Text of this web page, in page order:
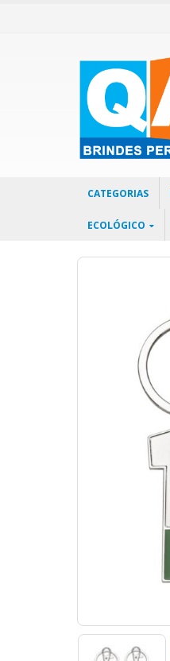
CATEGORIAS
ECOLÓGICO